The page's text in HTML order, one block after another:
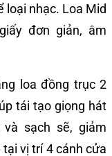
loại nhạc. Loa Mid
đơn giản, âm
loa đồng trục 2
tái tạo giọng hát
sạch sẽ, giảm
vị trí 4 cánh cửa